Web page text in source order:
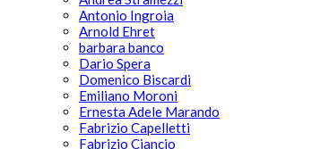
Antonio Ingroia
Arnold Ehret
barbara banco
Dario Spera
Domenico Biscardi
Emiliano Moroni
Ernesta Adele Marando
Fabrizio Capelletti
Fabrizio Ciancio